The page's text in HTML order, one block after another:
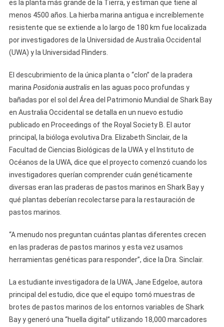
es la planta más grande de la Tierra, y estiman que tiene al
menos 4500 años. La hierba marina antigua e increíblemente
resistente que se extiende a lo largo de 180 km fue localizada
por investigadores de la Universidad de Australia Occidental
(UWA) y la Universidad Flinders.
El descubrimiento de la única planta o “clon” de la pradera
marina Posidonia australisen las aguas poco profundas y
bañadas por el sol del Área del Patrimonio Mundial de Shark Bay
en Australia Occidental se detalla en un nuevo estudio
publicado en Proceedings of the Royal Society B. El autor
principal, la bióloga evolutiva Dra. Elizabeth Sinclair, de la
Facultad de Ciencias Biológicas de la UWA y el Instituto de
Océanos de la UWA, dice que el proyecto comenzó cuando los
investigadores querían comprender cuán genéticamente
diversas eran las praderas de pastos marinos en Shark Bay y
qué plantas deberían recolectarse para la restauración de
pastos marinos.
“A menudo nos preguntan cuántas plantas diferentes crecen
en las praderas de pastos marinos y esta vez usamos
herramientas genéticas para responder”, dice la Dra. Sinclair.
La estudiante investigadora de la UWA, Jane Edgeloe, autora
principal del estudio, dice que el equipo tomó muestras de
brotes de pastos marinos de los entornos variables de Shark
Bay y generó una “huella digital” utilizando 18,000 marcadores